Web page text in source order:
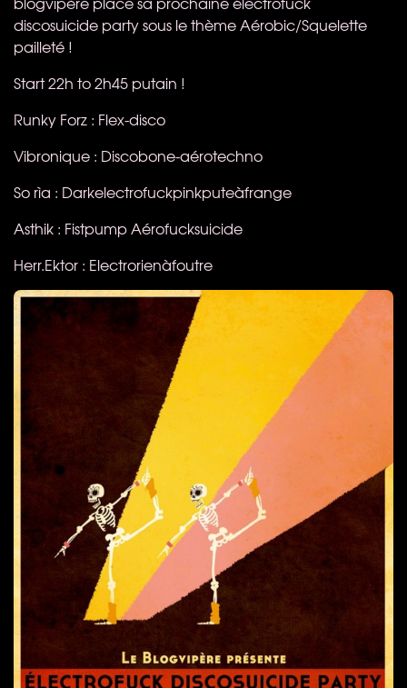
discosuicide party sous le thème Aérobic/Squelette
pailleté !
Start 22h to 2h45 putain !
Runky Forz : Flex-disco
Vibronique : Discobone-aérotechno
So rìa : Darkelectrofuckpinkputeàfrange
Asthik : Fistpump Aérofucksuicide
Herr.Ektor : Electrorienàfoutre